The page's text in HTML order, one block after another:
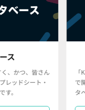
ス
、かつ、皆さん
レッドシート・
。
で
タ